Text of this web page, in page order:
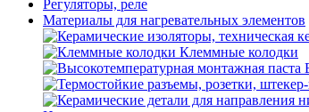
Регуляторы, реле
Материалы для нагревательных элементов
Клеммные колодки